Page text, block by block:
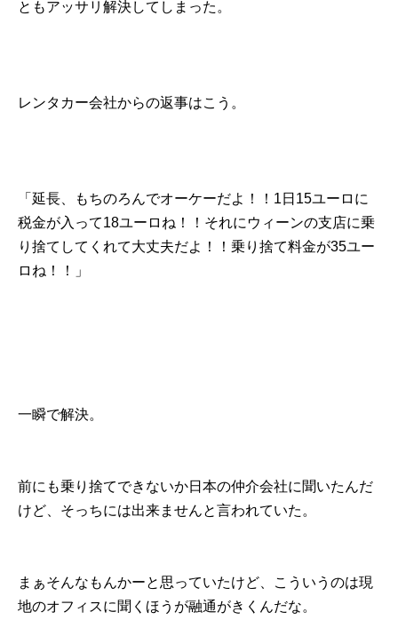
ともアッサリ解決してしまった。
レンタカー会社からの返事はこう。
「延長、もちのろんでオーケーだよ！！1日15ユーロに
税金が入って18ユーロね！！それにウィーンの支店に乗
り捨てしてくれて大丈夫だよ！！乗り捨て料金が35ユー
ロね！！」
一瞬で解決。
前にも乗り捨てできないか日本の仲介会社に聞いたんだ
けど、そっちには出来ませんと言われていた。
まぁそんなもんかーと思っていたけど、こういうのは現
地のオフィスに聞くほうが融通がきくんだな。